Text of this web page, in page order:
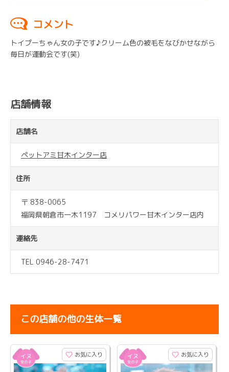
コメント
トイプーちゃん女の子です♪クリーム色の被毛をなびかせながら
毎日が運動会です(笑)
店舗情報
店舗名
ペットアミ甘木インター店
住所
〒 838-0065
福岡県朝倉市一木1197 コメリパワー甘木インター店内
連絡先
TEL 0946-28-7471
この店舗の他の生体一覧
お気に入り お気に入り